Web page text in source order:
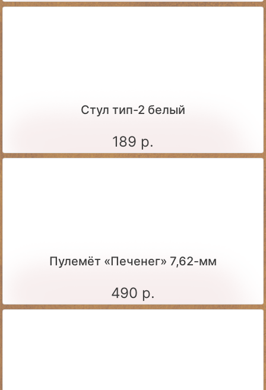
Стул тип-2 белый
189 р.
Пулемёт «Печенег» 7,62-мм
490 р.